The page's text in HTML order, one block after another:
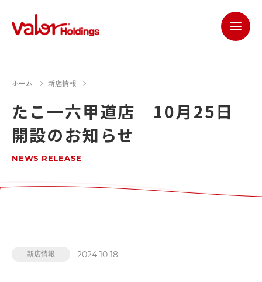
ホーム 新店情報
たこ一六甲道店 10月25日
開設のお知らせ
NEWS RELEASE
新店情報 2024.10.18